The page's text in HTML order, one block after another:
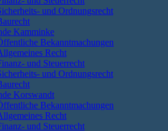
und Ordnungsrecht
Kamminke
Bekanntmachungen
Recht
und Steuerrecht
und Ordnungsrecht
Korswandt
Bekanntmachungen
Recht
und Steuerrecht